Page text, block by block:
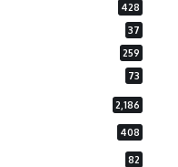
428
37
259
73
2,186
408
82